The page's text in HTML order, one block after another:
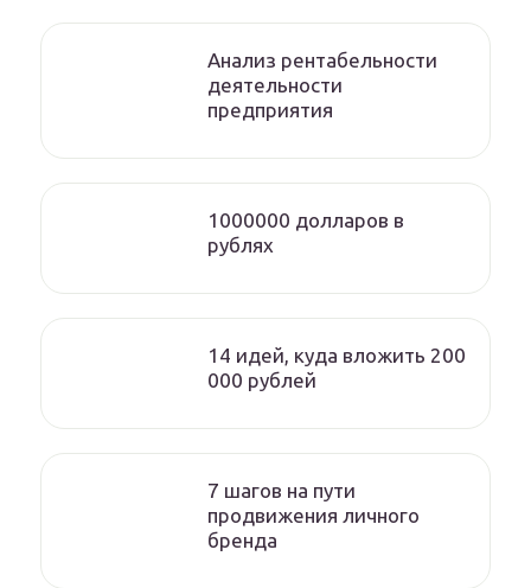
Анализ рентабельности
деятельности
предприятия
1000000 долларов в
рублях
14 идей, куда вложить 200
000 рублей
7 шагов на пути
продвижения личного
бренда